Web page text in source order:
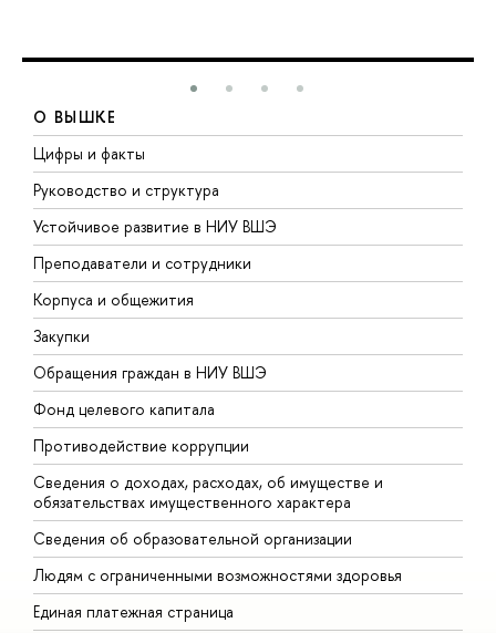
О ВЫШКЕ
Цифры и факты
Руководство и структура
Устойчивое развитие в НИУ ВШЭ
Преподаватели и сотрудники
Корпуса и общежития
Закупки
Обращения граждан в НИУ ВШЭ
Фонд целевого капитала
Противодействие коррупции
Сведения о доходах, расходах, об имуществе и
обязательствах имущественного характера
Сведения об образовательной организации
Людям с ограниченными возможностями здоровья
Единая платежная страница